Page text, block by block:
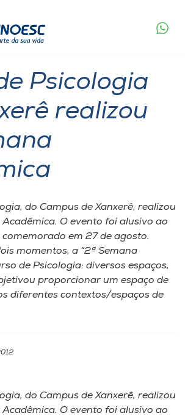
Psicologia
realizou
do Campus de Xanxerê, realizou
Acadêmica. O evento foi alusivo ao
em 27 de agosto.
momentos, a “2ª Semana
de Psicologia: diversos espaços,
proporcionar um espaço de
diferentes contextos/espaços de
do Campus de Xanxerê, realizou
Acadêmica. O evento foi alusivo ao